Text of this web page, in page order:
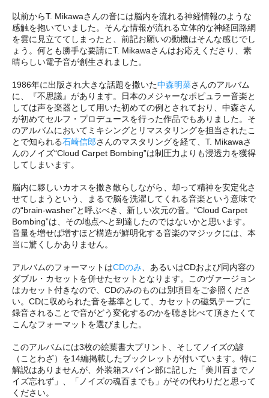
以前からT. Mikawaさんの音には脳内を流れる神経情報のような
感触を抱いていました。そんな情報が流れる立体的な神経回路網
を雲に見立ててしまったと、前記お願いの動機はそんな感じでし
ょう。何とも勝手な要請にT. Mikawaさんはお応えくださり、素
晴らしい電子音が創生されました。
1986年に出版され大きな話題を撒いた中森明菜さんのアルバム
に、『不思議』があります。日本のメジャーなポピュラー音楽と
しては声を楽器として用いた初めての例とされており、中森さん
が初めてセルフ・プロデュースを行った作品でもありました。そ
のアルバムにおいてミキシングとリマスタリングを担当されたこ
とで知られる石崎信郎さんのマスタリングを経て、T. Mikawaさ
んのノイズ“Cloud Carpet Bombing”は制圧力よりも浸透力を獲得
してしまいます。
脳内に夥しいカオスを撒き散らしながら、却って精神を安定化さ
せてしまうという、まるで脳を洗濯してくれる音楽という意味で
の“brain-washer”と呼ぶべき、新しい次元の音。“Cloud Carpet
Bombing”は、その地点へと到達したのではないかと思います。
音量を増せば増すほど構造が鮮明化する音楽のマジックには、本
当に驚くしかありません。
アルバムのフォーマットはCDのみ 、あるいはCDおよび同内容の
ダブル・カセットを併せたセットとなります。このヴァージョン
はカセット付きなので、CDのみのものは別項目をご参照くださ
い。CDに収められた音を基準として、カセットの磁気テープに
録音されることで音がどう変化するのかを聴き比べて頂きたくて
こんなフォーマットを選びました。
このアルバムには3枚の絵葉書大プリント、そしてノイズの諺
（ことわざ）を14編掲載したブックレットが付いています。特に
解説はありませんが、外装箱スパイン部に記した「美川百までノ
イズ忘れず」、「ノイズの魂百までも」がその代わりだと思って
ください。